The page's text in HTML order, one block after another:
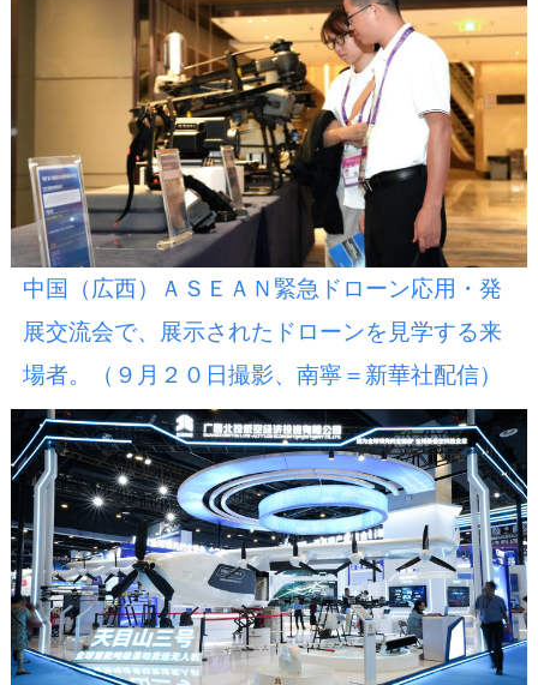
中国（広西）ＡＳＥＡＮ緊急ドローン応用・発
展交流会で、展示されたドローンを見学する来
場者。（９月２０日撮影、南寧＝新華社配信）